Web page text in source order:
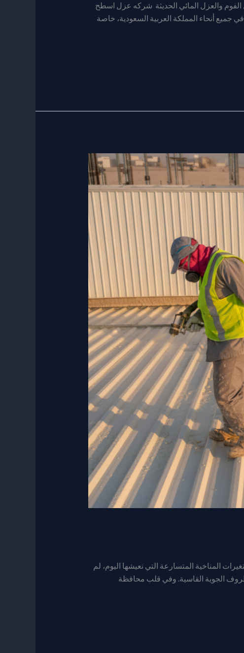
والعزل المائي الحديثة شركه عزل اسطح
جميع أنحاء المملكة العربية السعودية، خاصة
المناخية المتسارعة التي نعيشها اليوم، لم
الجوية القاسية. وفي قلب محافظة